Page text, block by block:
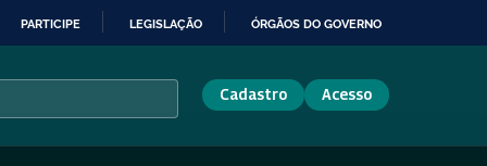
PARTICIPE LEGISLAÇÃO ÓRGÃOS DO GOVERNO
Cadastro Acesso